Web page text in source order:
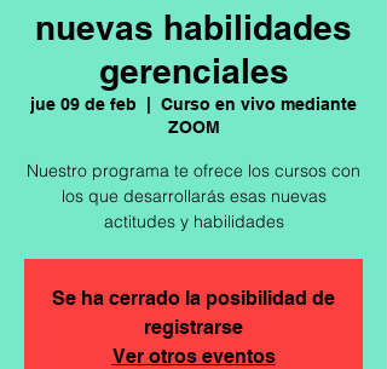
nuevas habilidades
gerenciales
jue 09 de feb
Curso en vivo mediante
ZOOM
Nuestro programa te ofrece los cursos con
los que desarrollarás esas nuevas
actitudes y habilidades
Se ha cerrado la posibilidad de
registrarse
Ver otros eventos